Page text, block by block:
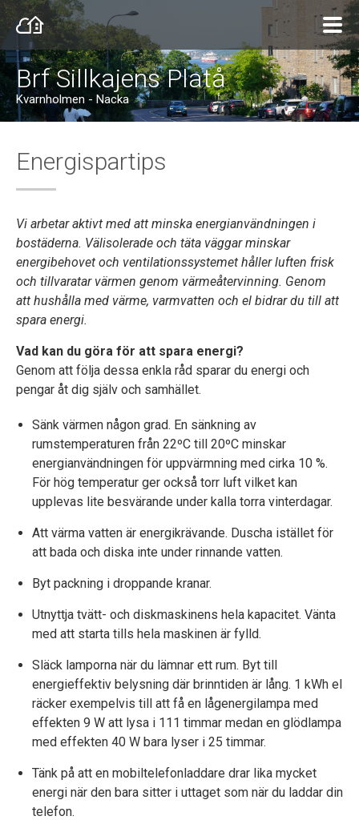
Brf Sillkajens Platå
Kvarnholmen - Nacka
Energispartips
Vi arbetar aktivt med att minska energianvändningen i
bostäderna. Välisolerade och täta väggar minskar
energibehovet och ventilationssystemet håller luften frisk
och tillvaratar värmen genom värmeåtervinning. Genom
att hushålla med värme, varmvatten och el bidrar du till att
spara energi.
Vad kan du göra för att spara energi?
Genom att följa dessa enkla råd sparar du energi och
pengar åt dig själv och samhället.
Sänk värmen någon grad. En sänkning av
rumstemperaturen från 22ºC till 20ºC minskar
energianvändningen för uppvärmning med cirka 10 %.
För hög temperatur ger också torr luft vilket kan
upplevas lite besvärande under kalla torra vinterdagar.
Att värma vatten är energikrävande. Duscha istället för
att bada och diska inte under rinnande vatten.
Byt packning i droppande kranar.
Utnyttja tvätt- och diskmaskinens hela kapacitet. Vänta
med att starta tills hela maskinen är fylld.
Släck lamporna när du lämnar ett rum. Byt till
energieffektiv belysning där brinntiden är lång. 1 kWh el
räcker exempelvis till att få en lågenergilampa med
effekten 9 W att lysa i 111 timmar medan en glödlampa
med effekten 40 W bara lyser i 25 timmar.
Tänk på att en mobiltelefonladdare drar lika mycket
energi när den bara sitter i uttaget som när du laddar din
telefon.